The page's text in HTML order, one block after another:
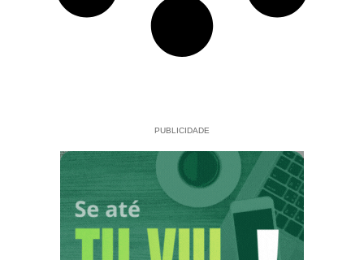
PUBLICIDADE